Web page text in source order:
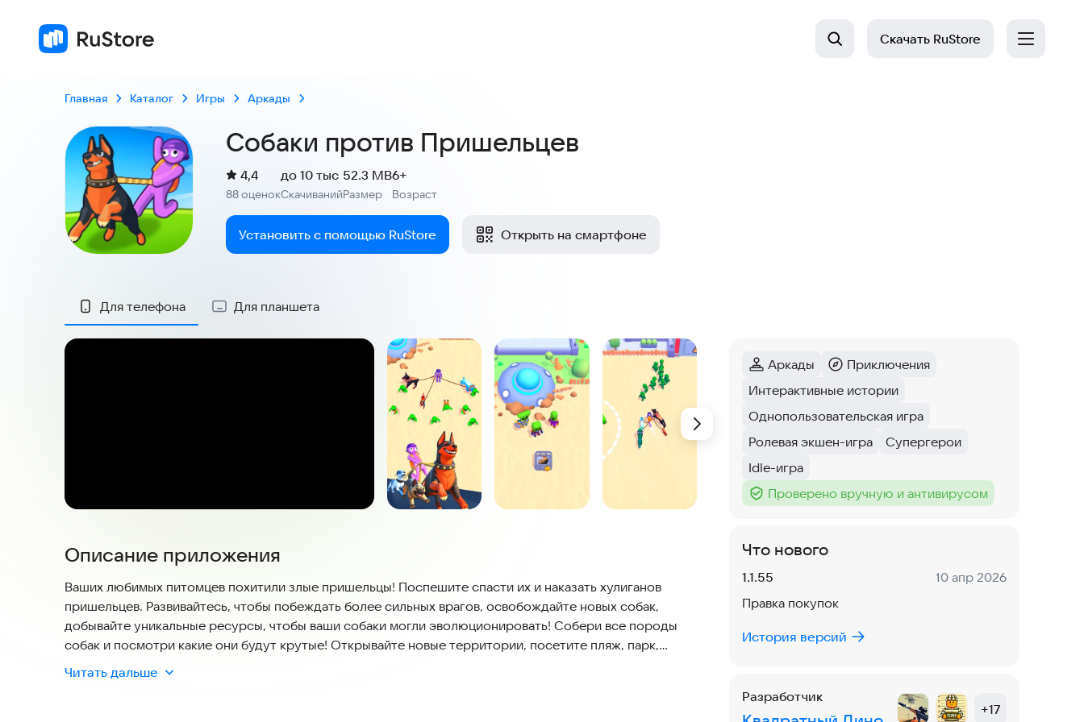
Скачать RuStore
Главная Каталог Игры Аркады
Собаки против Пришельцев
Рейтинг:
4,4
88 оценокСкачиваний
до 10 тыс
Размер
52.3 MB
Возраст
6+
Установить с помощью RuStore Открыть на смартфоне
Для телефона Для планшета
Описание приложения
Ваших любимых питомцев похитили злые пришельцы! Поспешите спасти их и наказать хулиганов
пришельцев. Развивайтесь, чтобы побеждать более сильных врагов, освобождайте новых собак,
добывайте уникальные ресурсы, чтобы ваши собаки могли эволюционировать! Собери все породы
собак и посмотри какие они будут крутые! Открывайте новые территории, посетите пляж, парк,
Особенности игры:
Читать дальше
Категория:
Аркады
Категория:
Приключения
Тег :
Интерактивные истории
Тег:
Однопользовательская игра
Тег:
Ролевая экшен-игра
Тег:
Супергерои
Тег:
Idle-игра
Тег :
Проверено вручную и антивирусом
Что нового
Версия:
1.1.55 Дата:
10 апр 2026
Правка покупок
История версий
Разработчик
+17